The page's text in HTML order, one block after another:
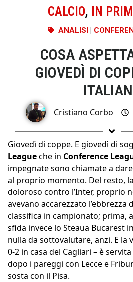
CALCIO, IN
ANALISI |
COSA
GIOVEDÌ DI
Cristiano Corbo
Giovedì di coppe. E giovedì di
Leagueche in Conference
impegnate sono chiamate a
al proprio momento. Del resto,
doloroso contro l’Inter, proprio
avevano accarezzato l’ebbrezza
classifica in campionato; prima,
sfida invece lo Steaua Bucarest
nulla da sottovalutare, anzi. E la
0-2 in casa del Cagliari – è
dopo i pareggi con Lecce e
sosta con il Pisa.